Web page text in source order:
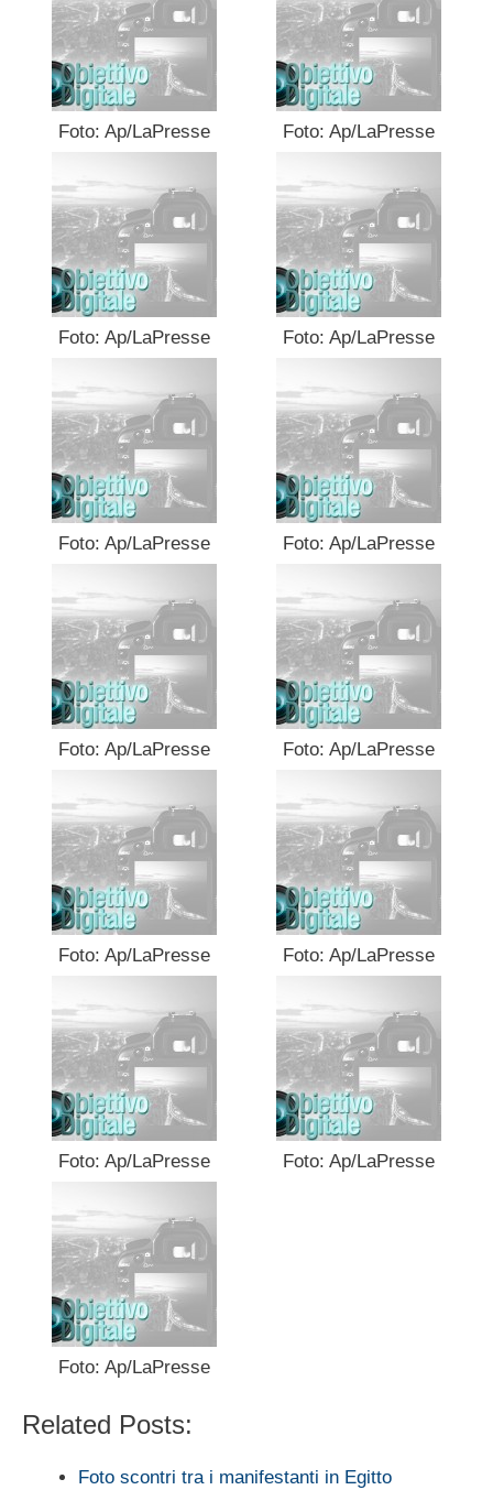
Foto: Ap/LaPresse Foto: Ap/LaPresse
Foto: Ap/LaPresse Foto: Ap/LaPresse
Foto: Ap/LaPresse Foto: Ap/LaPresse
Foto: Ap/LaPresse Foto: Ap/LaPresse
Foto: Ap/LaPresse Foto: Ap/LaPresse
Foto: Ap/LaPresse Foto: Ap/LaPresse
Foto: Ap/LaPresse
Related Posts:
Foto scontri tra i manifestanti in Egitto